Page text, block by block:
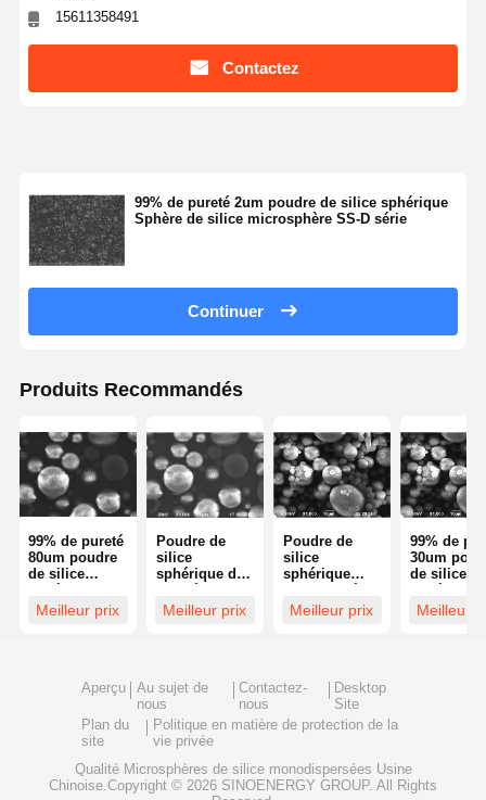
Poudre de silice sphérique
Poudre de silice fondue
Poudre de nano-silice
poudre sphérique d'alumine
Silice fumée hydrophobe
Poudre métallique de silicium
15611358491
Contactez
99% de pureté 2um poudre de silice sphérique
Sphère de silice microsphère SS-D série
Continuer
Produits Recommandés
99% de pureté
80um poudre
de silice
Sphère de
Meilleur prix
Poudre de
silice
sphérique de
60um
Microsphère
Meilleur prix
Poudre de
silice
sphérique
45um,
microsphères
Meilleur prix
99% de
30um
de silice
Sphère de
Meilleur
Aperçu
Au sujet de
nous
Contactez-
nous
Desktop
Site
Plan du
site
Politique en matière de protection de la
vie privée
Qualité Microsphères de silice monodispersées Usine
Chinoise.Copyright © 2026 SINOENERGY GROUP. All Rights